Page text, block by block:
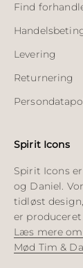
Find
Levering
Returnering
Spirit Icons
Spirit Icons
og Daniel.
tidløst
er
Læs mere
Mød Tim &